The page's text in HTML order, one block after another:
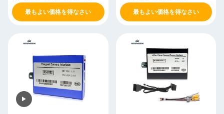
最もよい価格を得なさい 最もよい価格を得なさい